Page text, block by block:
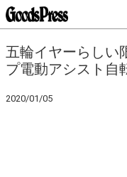
五輪イヤーらしい
プ電動アシスト自
2020/01/05